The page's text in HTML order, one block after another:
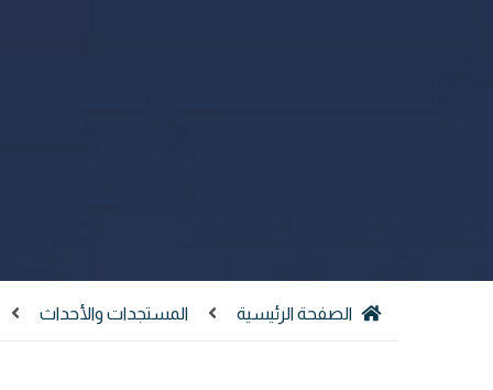
الصفحة الرئيسية المستجدات والأحداث